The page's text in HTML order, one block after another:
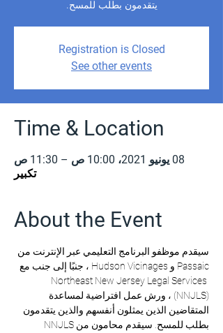
يتقدمون بطلب للمسح.
Registration is Closed
See other events
Time & Location
08 يونيو 2021، 10:00 ص – 11:30 ص
تكبير
About the Event
سيقدم موظفو البرنامج التعليمي عبر الإنترنت من
Passaic و Hudson Vicinages ، جنبًا إلى جنب مع
Northeast New Jersey Legal Services
(NNJLS) ، ورش عمل افتراضية لمساعدة
المتقاضين الذين يمثلون أنفسهم والذين يتقدمون